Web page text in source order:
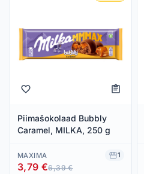
Piimašokolaad Bubbly
Caramel, MILKA, 250 g
MAXIMA 1
3,79 €6,39 €